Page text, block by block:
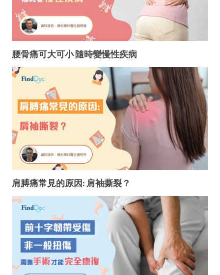
腰骨痛可大可小 隨時變慢性疾病
肩膊痛常見的原因: 肩袖撕裂？